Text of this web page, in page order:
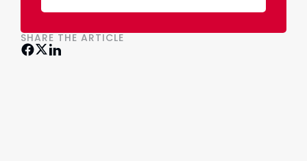
SHARE THE ARTICLE